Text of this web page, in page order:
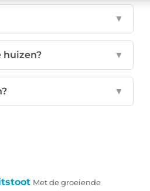
▼
▼
▼
Met de groeiende